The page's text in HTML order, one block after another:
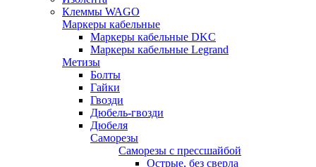
Клеммы WAGO
Маркеры кабельные
Маркеры кабельные DKC
Маркеры кабельные Legrand
Метизы
Болты
Гайки
Гвозди
Дюбель-гвозди
Дюбеля
Саморезы
Саморезы с прессшайбой
Острые, без сверла